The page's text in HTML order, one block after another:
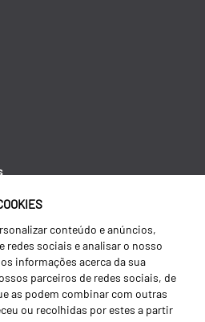
conteúdo e anúncios,
redes sociais e analisar o nosso
informações acerca da sua
parceiros de redes sociais, de
as podem combinar com outras
ou recolhidas por estes a partir